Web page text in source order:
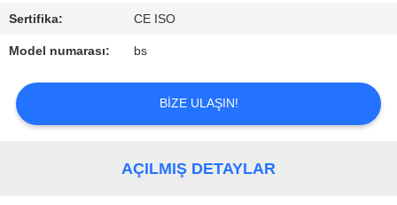
BIZIMLE
GEÇIN
Sertifika: CE ISO
Model numarası: bs
BIZE ULAŞIN!
AÇILMIŞ DETAYLAR